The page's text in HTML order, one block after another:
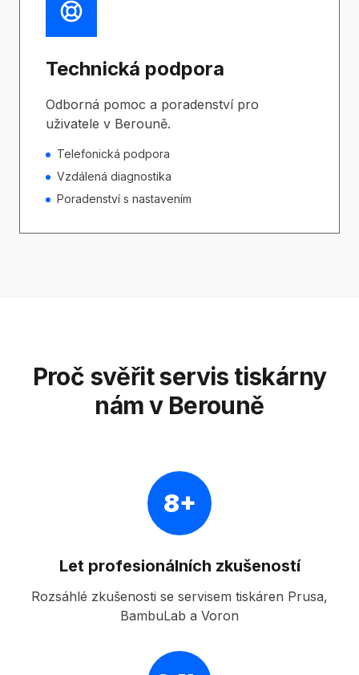
Technická podpora
Odborná pomoc a poradenství pro
uživatele v Berouně.
Telefonická podpora
Vzdálená diagnostika
Poradenství s nastavením
Proč svěřit servis tiskárny
nám v Berouně
8+
Let profesionálních zkušeností
Rozsáhlé zkušenosti se servisem tiskáren Prusa,
BambuLab a Voron